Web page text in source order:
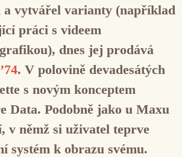
a vytvářel varianty (například
práci s videem
dnes jej prodává
. V polovině devadesátých
s novým konceptem
Data. Podobně jako u Maxu
v němž si uživatel teprve
systém k obrazu svému.